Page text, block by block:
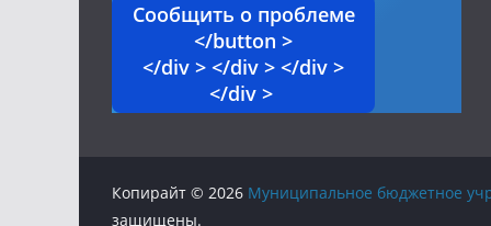
Сообщить о проблеме
</button >
</div > </div > </div >
</div >
Копирайт © 2026 Муниципальное бюджетное
защищены.